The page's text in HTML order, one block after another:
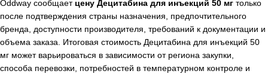
Oddway сообщает цену Децитабина для инъекций 50 мг только
после подтверждения страны назначения, предпочтительного
бренда, доступности производителя, требований к документации и
объема заказа. Итоговая стоимость Децитабина для инъекций 50
мг может варьироваться в зависимости от региона закупки,
способа перевозки, потребностей в температурном контроле и